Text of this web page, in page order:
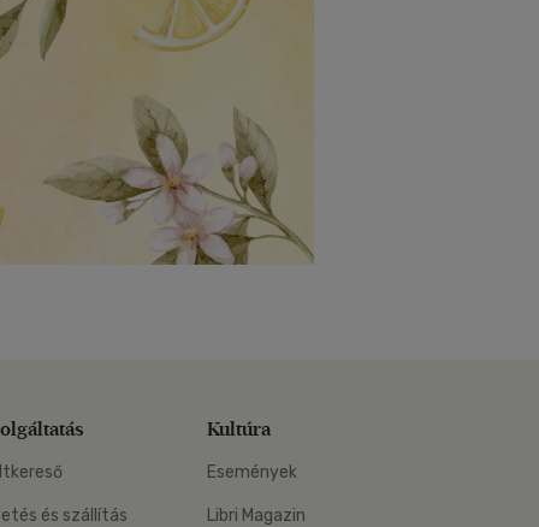
és szállítás
Kultúra
Események
Libri Magazin